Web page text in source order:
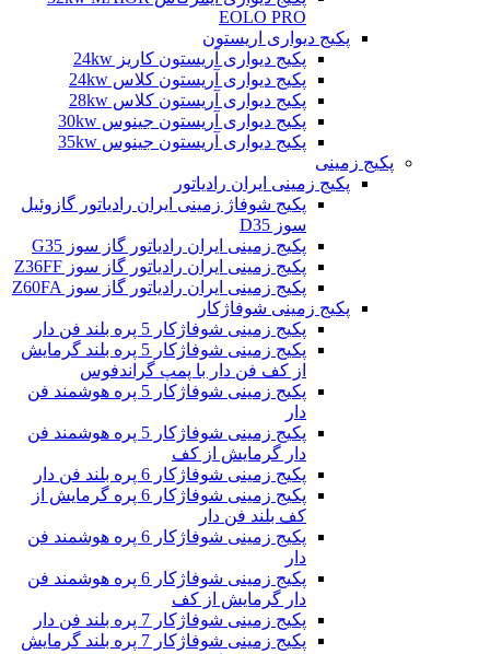
EOLO PRO
پکیج دیواری اریستون
پکیج دیواری آریستون کاریز 24kw
پکیج دیواری آریستون کلاس 24kw
پکیج دیواری آریستون کلاس 28kw
پکیج دیواری آریستون جینوس 30kw
پکیج دیواری آریستون جینوس 35kw
پکیج زمینی
پکیج زمینی ایران رادیاتور
پکیج شوفاژ زمینی ایران رادیاتور گازوئیل
سوز D35
پکیج زمینی ایران رادیاتور گاز سوز G35
پکیج زمینی ایران رادیاتور گاز سوز Z36FF
پکیج زمینی ایران رادیاتور گاز سوز Z60FA
پکیج زمینی شوفاژکار
پکیج زمینی شوفاژکار 5 پره بلند فن دار
پکیج زمینی شوفاژکار 5 پره بلند گرمایش
از کف فن دار با پمپ گراندفوس
پکیج زمینی شوفاژکار 5 پره هوشمند فن
دار
پکیج زمینی شوفاژکار 5 پره هوشمند فن
دار گرمایش از کف
پکیج زمینی شوفاژکار 6 پره بلند فن دار
پکیج زمینی شوفاژکار 6 پره گرمایش از
کف بلند فن دار
پکیج زمینی شوفاژکار 6 پره هوشمند فن
دار
پکیج زمینی شوفاژکار 6 پره هوشمند فن
دار گرمایش از کف
پکیج زمینی شوفاژکار 7 پره بلند فن دار
پکیج زمینی شوفاژکار 7 پره بلند گرمایش